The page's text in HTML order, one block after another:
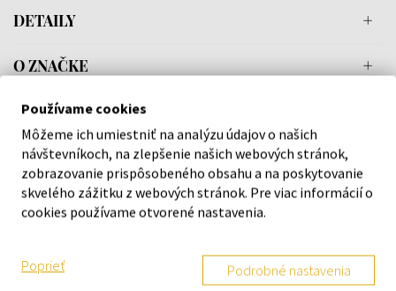
DETAILY
O ZNAČKE
Náš výber na mieru presne pre
vás
Používame cookies
Môžeme ich umiestniť na analýzu údajov o našich
návštevníkoch, na zlepšenie našich webových stránok,
zobrazovanie prispôsobeného obsahu a na poskytovanie
skvelého zážitku z webových stránok. Pre viac informácií o
cookies používame otvorené nastavenia.
Poprieť Podrobné nastavenia